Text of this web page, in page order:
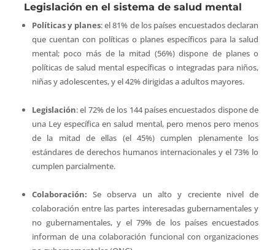
Legislación en el sistema de salud mental
Políticas y planes: el 81% de los países encuestados declaran
que cuentan con políticas o planes específicos para la salud
mental; poco más de la mitad (56%) dispone de planes o
políticas de salud mental específicas o integradas para niños,
niñas y adolescentes, y el 42% dirigidas a adultos mayores.
Legislación: el 72% de los 144 países encuestados dispone de
una Ley específica en salud mental, pero menos pero menos
de la mitad de ellas (el 45%) cumplen plenamente los
estándares de derechos humanos internacionales y el 73% lo
cumplen parcialmente.
Colaboración: Se observa un alto y creciente nivel de
colaboración entre las partes interesadas gubernamentales y
no gubernamentales, y el 79% de los países encuestados
informan de una colaboración funcional con organizaciones